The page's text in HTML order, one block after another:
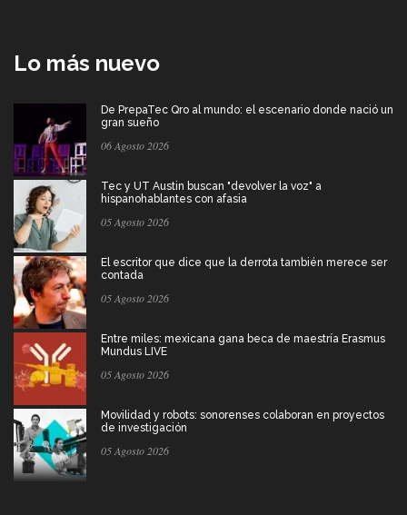
Lo más nuevo
De PrepaTec Qro al mundo: el escenario donde nació un
gran sueño
06 Agosto 2026
Tec y UT Austin buscan "devolver la voz" a
hispanohablantes con afasia
05 Agosto 2026
El escritor que dice que la derrota también merece ser
contada
05 Agosto 2026
Entre miles: mexicana gana beca de maestría Erasmus
Mundus LIVE
05 Agosto 2026
Movilidad y robots: sonorenses colaboran en proyectos
de investigación
05 Agosto 2026